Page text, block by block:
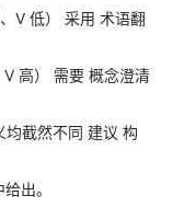
V 低） 采用 术语翻
高） 需要 概念澄清
均截然不同 建议 构
出。